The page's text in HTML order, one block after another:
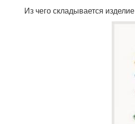
Из чего складывается изделие